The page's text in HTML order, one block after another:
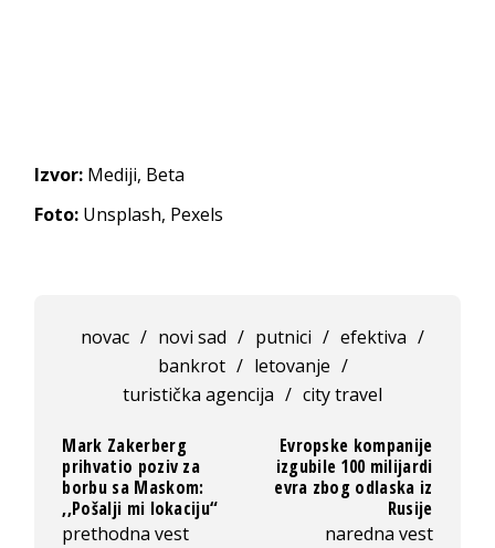
Izvor: Mediji, Beta
Foto: Unsplash, Pexels
novac / novi sad / putnici / efektiva /
bankrot / letovanje /
turistička agencija / city travel
Mark Zakerberg
prihvatio poziv za
borbu sa Maskom:
,,Pošalji mi lokaciju“
prethodna vest
Evropske kompanije
izgubile 100 milijardi
evra zbog odlaska iz
Rusije
naredna vest